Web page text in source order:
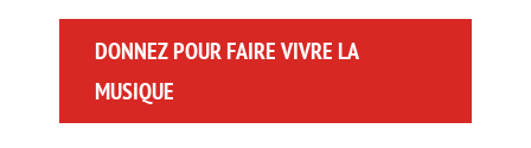
DONNEZ POUR FAIRE VIVRE LA
MUSIQUE